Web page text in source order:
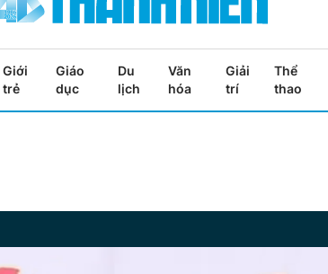
Giới
trẻ
Giáo
dục
Du
lịch
Văn
hóa
Giải
trí
Thể
thao